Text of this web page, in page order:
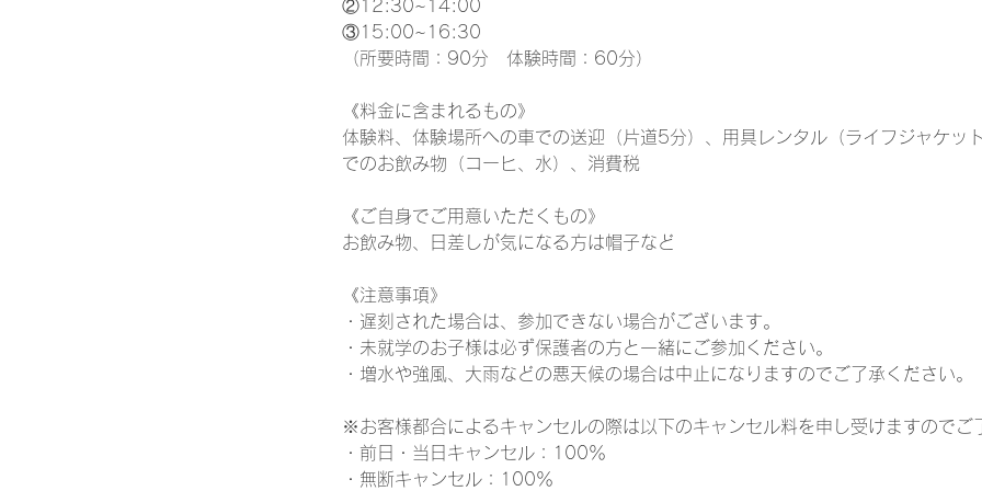
②12:30~14:00
③15:00~16:30
（所要時間：90分 体験時間：60分）
《料金に含まれるもの》
体験料、体験場所への車での送迎（片道5分）、用具レンタル（ライフジャケッ
でのお飲み物（コーヒ、水）、消費税
《ご自身でご用意いただくもの》
お飲み物、日差しが気になる方は帽子など
《注意事項》
・遅刻された場合は、参加できない場合がございます。
・未就学のお子様は必ず保護者の方と一緒にご参加ください。
・増水や強風、大雨などの悪天候の場合は中止になりますのでご了承ください。
※お客様都合によるキャンセルの際は以下のキャンセル料を申し受けますのでご
・前日・当日キャンセル：100％
・無断キャンセル：100％